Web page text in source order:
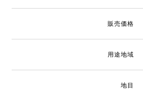
販売価格
用途地域
地目